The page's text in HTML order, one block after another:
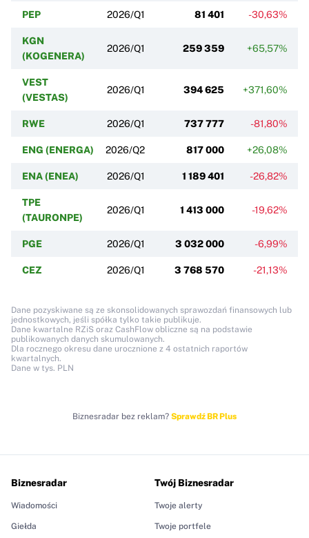
PEP 2026/Q1 81 401 -30,63%
KGN
(KOGENERA)
2026/Q1 259 359 +65,57%
VEST
(VESTAS)
2026/Q1 394 625 +371,60%
RWE 2026/Q1 737 777 -81,80%
ENG (ENERGA) 2026/Q2 817 000 +26,08%
ENA (ENEA) 2026/Q1 1 189 401 -26,82%
TPE
(TAURONPE)
2026/Q1 1 413 000 -19,62%
PGE 2026/Q1 3 032 000 -6,99%
CEZ 2026/Q1 3 768 570 -21,13%
Dane pozyskiwane są ze skonsolidowanych sprawozdań finansowych lub
jednostkowych, jeśli spółka tylko takie publikuje.
Dane kwartalne RZiS oraz CashFlow obliczne są na podstawie
publikowanych danych skumulowanych.
Dla rocznego okresu dane urocznione z 4 ostatnich raportów
kwartalnych.
Dane w tys. PLN
Biznesradar bez reklam? Sprawdź BR Plus
Biznesradar
Wiadomości
Giełda
Twój Biznesradar
Twoje alerty
Twoje portfele